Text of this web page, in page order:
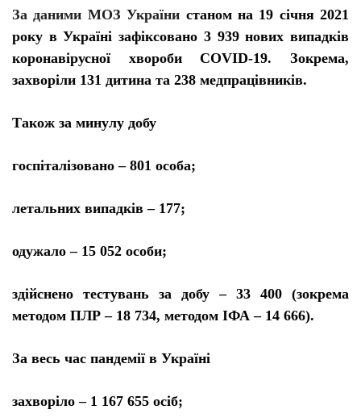
За даними МОЗ України станом на 19 січня 2021
року в Україні зафіксовано 3 939 нових випадків
коронавірусної хвороби COVID-19. Зокрема,
захворіли 131 дитина та 238 медпрацівників.
Також за минулу добу
госпіталізовано – 801 особа;
летальних випадків – 177;
одужало – 15 052 особи;
здійснено тестувань за добу – 33 400 (зокрема
методом ПЛР – 18 734, методом ІФА – 14 666).
За весь час пандемії в Україні
захворіло – 1 167 655 осіб;